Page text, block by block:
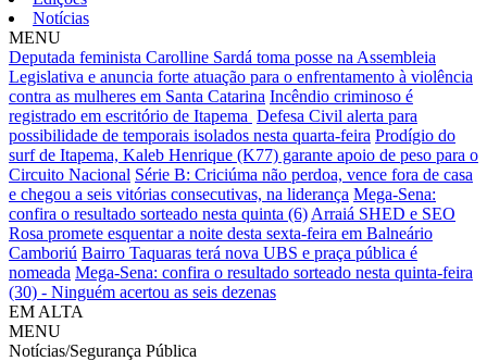
Notícias
MENU
Deputada feminista Carolline Sardá toma posse na Assembleia
Legislativa e anuncia forte atuação para o enfrentamento à violência
contra as mulheres em Santa Catarina Incêndio criminoso é
registrado em escritório de Itapema Defesa Civil alerta para
possibilidade de temporais isolados nesta quarta-feira Prodígio do
surf de Itapema, Kaleb Henrique (K77) garante apoio de peso para o
Circuito Nacional Série B: Criciúma não perdoa, vence fora de casa
e chegou a seis vitórias consecutivas, na liderança Mega-Sena:
confira o resultado sorteado nesta quinta (6) Arraiá SHED e SEO
Rosa promete esquentar a noite desta sexta-feira em Balneário
Camboriú Bairro Taquaras terá nova UBS e praça pública é
nomeada Mega-Sena: confira o resultado sorteado nesta quinta-feira
(30) - Ninguém acertou as seis dezenas
EM ALTA
MENU
Notícias/Segurança Pública